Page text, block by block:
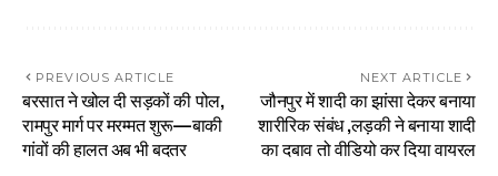
PREVIOUS ARTICLE
बरसात ने खोल दी सड़कों की पोल,
रामपुर मार्ग पर मरम्मत शुरू—बाकी
गांवों की हालत अब भी बदतर
NEXT ARTICLE
जौनपुर में शादी का झांसा देकर बनाया
शारीरिक संबंध ,लड़की ने बनाया शादी
का दबाव तो वीडियो कर दिया वायरल